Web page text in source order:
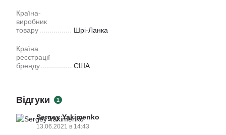
Країна-
виробник
товару
Шрі-Ланка
Країна
реєстрації
бренду
США
Відгуки 1
Sergey Yakimenko
13.06.2021 в 14:43